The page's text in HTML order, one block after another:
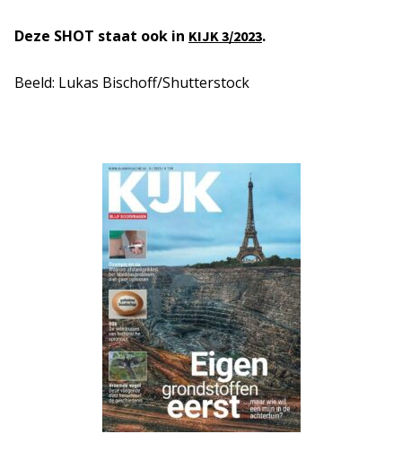
Deze SHOT staat ook in KIJK 3/2023.
Beeld: Lukas Bischoff/Shutterstock